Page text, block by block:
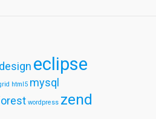
design eclipse
html5 mysql
wordpress zend